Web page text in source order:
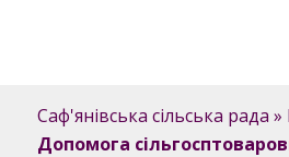
Саф'янівська сільська рада »
Допомога